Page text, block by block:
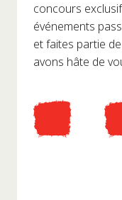
concours
événements
et faites partie
avons hâte de